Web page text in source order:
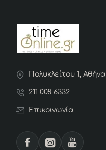
Πολυκλείτου 1, Αθήνα
211 008 6332
Επικοινωνία